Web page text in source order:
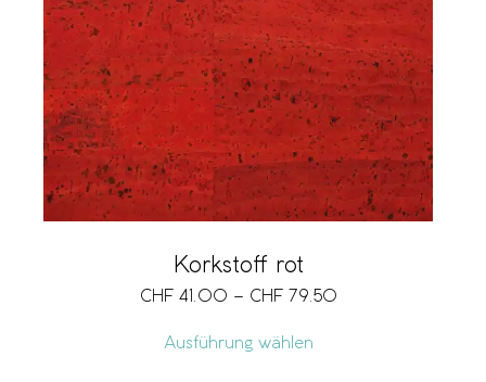
Korkstoff rot
CHF 41.00 – CHF 79.50
Ausführung wählen